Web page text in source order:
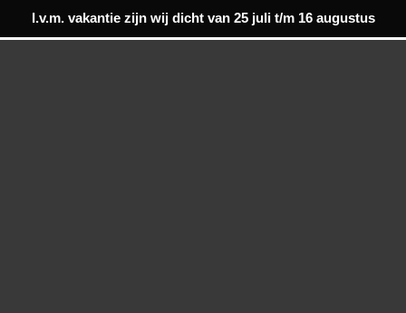
I.v.m. vakantie zijn wij dicht van 25 juli t/m 16 augustus